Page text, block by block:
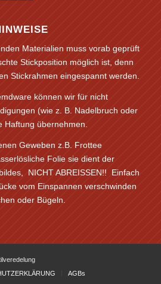
Materialien muss vorab geprüft
Stickposition möglich ist, denn
Stickrahmen eingespannt werden.
können wir für nicht
(wie z. B. Nadelbruch oder
Haftung übernehmen.
Geweben z.B. Frottee
Folie sie dient der
NICHT ABREISSEN!! Einfach
vom Einspannen verschwinden
oder Bügeln.
AGBs